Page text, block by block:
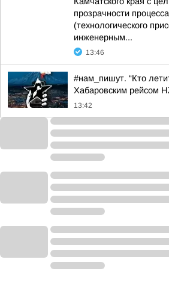
прозрачности
(технологического
инженерным...
13:46
#нам_пишут. “Кто
Хабаровским рейсом
13:42